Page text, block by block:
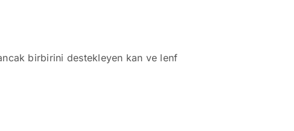
birbirini destekleyen kan ve lenf